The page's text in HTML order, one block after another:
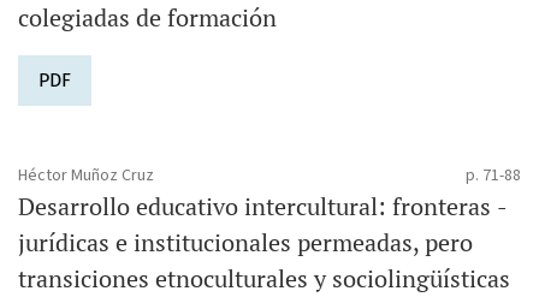
colegiadas de formación
PDF
Héctor Muñoz Cruz p. 71-88
Desarrollo educativo intercultural: fronteras ­
jurídicas e institucionales ­permeadas, pero
transiciones ­etnoculturales y sociolingüísticas